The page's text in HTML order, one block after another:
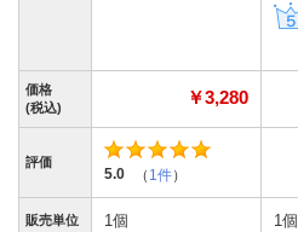
価格
(税込)
￥3,280
評価
5.0 （ 1件）
販売単位 1個 1個